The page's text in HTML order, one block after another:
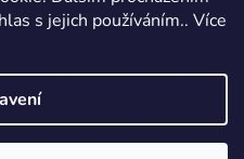
s jejich používáním.. Více
Shoptet